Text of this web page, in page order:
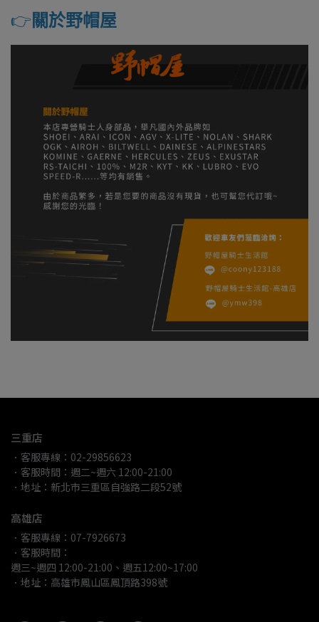
👉️ 關於野帽屋
三重店
．客服專線：02-29856623
．客服時間：週二~週六 12:00-21:00
．地址：新北市三重區自強路二段52號
高雄店
．客服專線：07-7926673
．客服時間：
週三~週四 12:00-21:00、週五12:00~17:00
．地址：高雄市鳳山區鳳頂路398號